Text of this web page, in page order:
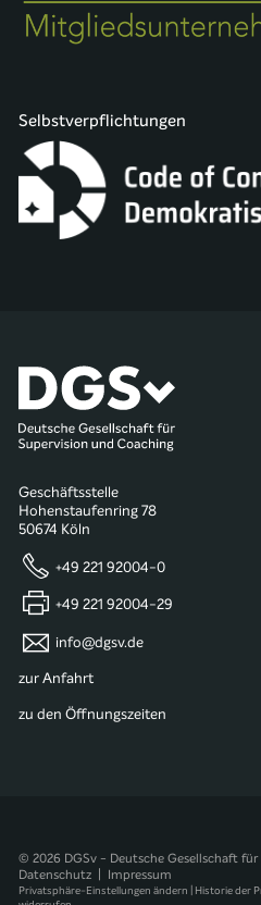
Selbstverpflichtungen
Geschäftsstelle
Hohenstaufenring 78
50674 Köln
+49 221 92004-0
+49 221 92004-29
info@dgsv.de
zur Anfahrt
zu den Öffnungszeiten
© 2026 DGSv - Deutsche Gesellschaft für
Datenschutz
Impressum
Privatsphäre-Einstellungen ändern | Historie der